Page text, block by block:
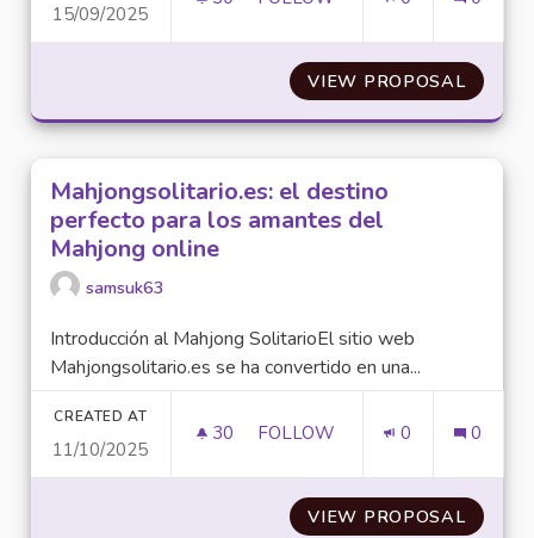
15/09/2025
VIEW PROPOSAL
Mahjongsolitario.es: el destino
perfecto para los amantes del
Mahjong online
samsuk63
Introducción al Mahjong SolitarioEl sitio web
Mahjongsolitario.es se ha convertido en una...
CREATED AT
11/10/2025
30 30 FOLLOWERS
FOLLOW 0 0
VIEW PROPOSAL